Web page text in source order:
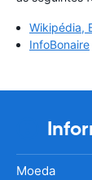
Wikipédia,
InfoBonaire
Moeda